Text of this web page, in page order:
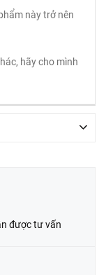
này trở nên
hãy cho mình
được tư vấn